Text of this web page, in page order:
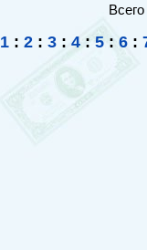
1: 2: 3: 4: 5: 6: